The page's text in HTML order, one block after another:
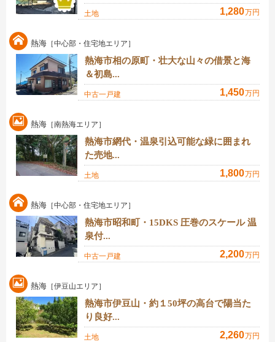
土地 1,280万円
熱海 ［中心部・住宅地エリア］
熱海市相の原町・壮大な山々の借景と海
＆初島...
中古一戸建 1,450万円
熱海 ［南熱海エリア］
熱海市網代・温泉引込可能な緑に囲まれ
た売地...
土地 1,800万円
熱海 ［中心部・住宅地エリア］
熱海市昭和町・15DKS 圧巻のスケール 温
泉付...
中古一戸建 2,200万円
熱海 ［伊豆山エリア］
熱海市伊豆山・約１50坪の高台で陽当た
り良好...
土地 2,260万円